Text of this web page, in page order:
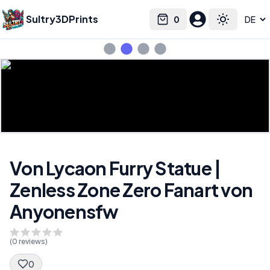
Sultry3DPrints 0
Cart Toggle
Select language
Von Lycaon Furry Statue |
Zenless Zone Zero Fanart von
Anyonensfw
(0 reviews)
0